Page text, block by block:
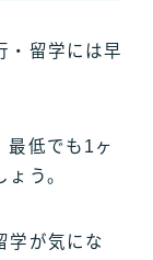
・留学には早
最低でも1ヶ
う。
学が気にな